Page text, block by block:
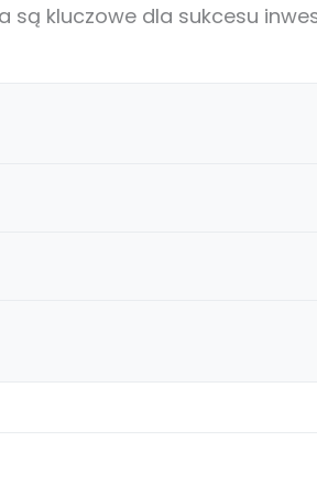
są kluczowe dla sukcesu